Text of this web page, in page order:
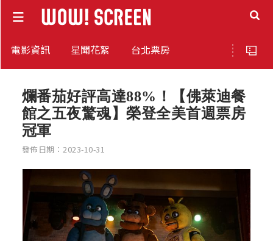
電影資訊 星聞花絮 台北票房
爛番茄好評高達88%！【佛萊迪餐
館之五夜驚魂】榮登全美首週票房
冠軍
發佈日期：2023-10-31